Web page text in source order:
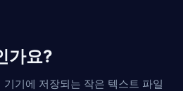
가요?
기에 저장되는 작은 텍스트 파일